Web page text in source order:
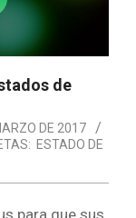
de
DE 2017
ESTADO DE
para que sus